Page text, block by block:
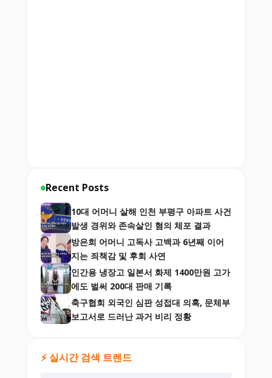
Recent Posts
10대 어머니 살해 인천 부평구 아파트 사건
발생 경위와 존속살인 혐의 체포 결과
방은희 어머니 고독사 고백과 6년째 이어
지는 죄책감 및 후회 사연
인간용 냉장고 일본서 화제 1400만원 고가
에도 벌써 200대 판매 기록
축구협회 외국인 심판 성접대 의혹, 문체부
보고서로 드러난 과거 비리 정황
⚡ 실시간 검색 트렌드